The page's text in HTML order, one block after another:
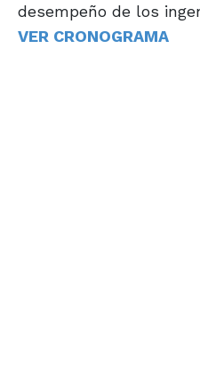
desempeño de los
VER CRONOGRAMA